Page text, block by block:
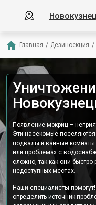
Главная / Дезинсекция /
Появление мокриц –
Эти насекомые
подвалы и ванные комнаты.
или проблемах с
сложно, так как они
недоступных местах.
Наши специалисты
определить источник